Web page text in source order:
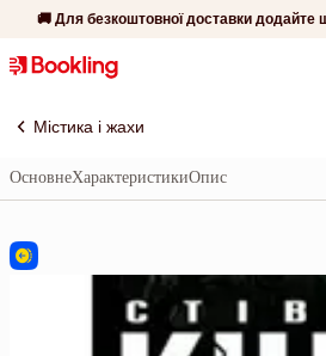
🚚 Для безкоштовної доставки додайте
Містика і жахи
ОсновнеХарактеристикиОпис